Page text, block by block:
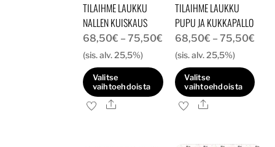
sivulla.
sivulla.
TILAIHME LAUKKU
NALLEN KUISKAUS
68,50€ – 75,50€ Hintaluokka:
68,50€
75,50€
(sis. alv. 25,5%)
Valitse
vaihtoehdoista
Tällä
Ale
TILAIHME LAUKKU
PUPU JA KUKKAPALLO
68,50€ – 75,50€
(sis. alv. 25,5%)
Valitse
vaihtoehdoista
Tällä
Ale